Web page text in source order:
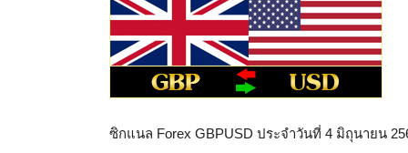
ซิกแนล Forex GBPUSD ประจำวันที่ 4 มิถุนายน